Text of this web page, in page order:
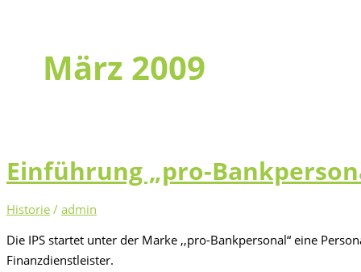
März 2009
Einführung „pro-
Historie / admin
Die IPS startet unter der Marke ,,pro-Bankpersonal“ eine
Finanzdienstleister.